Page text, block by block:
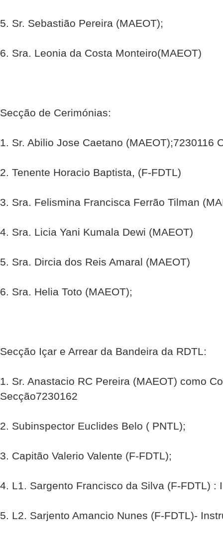
5. Sr. Sebastião Pereira (MAEOT);
6. Sra. Leonia da Costa Monteiro(MAEOT)
Secção de Cerimónias:
1. Sr. Abilio Jose Caetano (MAEOT);7230116
2. Tenente Horacio Baptista, (F-FDTL)
3. Sra. Felismina Francisca Ferrão Tilman
4. Sra. Licia Yani Kumala Dewi (MAEOT)
5. Sra. Dircia dos Reis Amaral (MAEOT)
6. Sra. Helia Toto (MAEOT);
Secção Içar e Arrear da Bandeira da RDTL:
1. Sr. Anastacio RC Pereira (MAEOT) como
Secção7230162
2. Subinspector Euclides Belo ( PNTL);
3. Capitão Valerio Valente (F-FDTL);
4. L1. Sargento Francisco da Silva (F-FDTL) :
5. L2. Sarjento Amancio Nunes (F-FDTL)-